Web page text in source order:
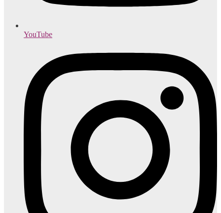
YouTube